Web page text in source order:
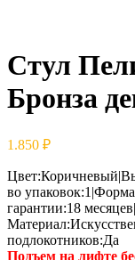
Стул
Бронза
1.850 ₽
во
гарантии:18
подлокотников:Да
Подъем на лифте